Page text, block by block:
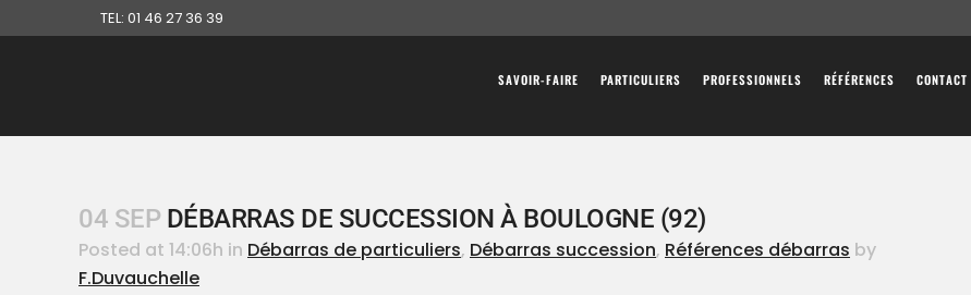
TEL: 01 46 27 36 39
SAVOIR-FAIRE PARTICULIERS PROFESSIONNELS RÉFÉRENCES CONTACT
04 SEP DÉBARRAS DE SUCCESSION À BOULOGNE (92)
Posted at 14:06h in Débarras de particuliers, Débarras succession, Références débarras by
F.Duvauchelle